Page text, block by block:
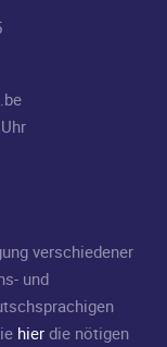
verschiedener
und
hier die nötigen